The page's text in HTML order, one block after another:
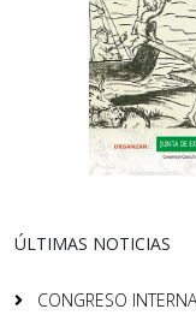
ÚLTIMAS NOTICIAS
CONGRESO